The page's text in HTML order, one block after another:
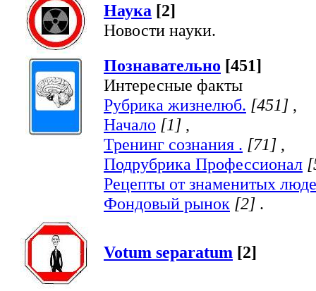
Наука [2]
Новости науки.
Познавательно [451]
Интересные факты
Рубрика жизнелюб. [451] ,
Начало [1] ,
Тренинг сознания . [71] ,
Подрубрика Профессионал
Рецепты от знаменитых
Фондовый рынок [2] .
Votum separatum [2]